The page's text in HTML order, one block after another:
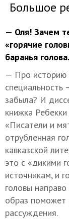
Большое
— Оля! Зачем
«горячие
баранья
— Про историю
специальность
забыла? И
книжка
«Писатели и
отрубленная
кавказской
это с «дикими
источникам, и
головы
образ поможет
рассуждения.